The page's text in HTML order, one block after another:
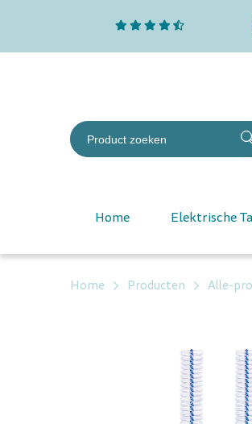
Home Elektrische
Home Producten Alle-